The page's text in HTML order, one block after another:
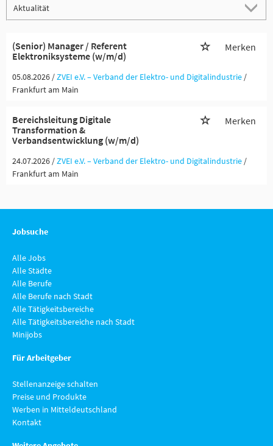
(Senior) Manager / Referent
Elektroniksysteme (w/m/d)
Merken
05.08.2026 /ZVEI e.V. – Verband der Elektro- und Digitalindustrie /
Frankfurt am Main
Bereichsleitung Digitale
Transformation &
Verbandsentwicklung (w/m/d)
Merken
24.07.2026 /ZVEI e.V. – Verband der Elektro- und Digitalindustrie /
Frankfurt am Main
Jobsuche
Alle Jobs
Alle Städte
Alle Berufe
Alle Berufe nach Stadt
Alle Tätigkeitsbereiche
Alle Tätigkeitsbereiche nach Stadt
Minijobs
Für Arbeitgeber
Stellenanzeige schalten
Preise und Produkte
Werben in Mitteldeutschland
Kontakt